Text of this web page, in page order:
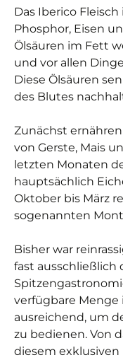
Das Iberico
Phosphor, Eisen
Ölsäuren im Fett
und vor allen
Diese Ölsäuren
des Blutes
Zunächst
von Gerste, Mais
letzten Monaten
hauptsächlich
Oktober bis März
sogenannten
Bisher war
fast ausschließlich
verfügbare
ausreichend, um
zu bedienen. Von
diesem